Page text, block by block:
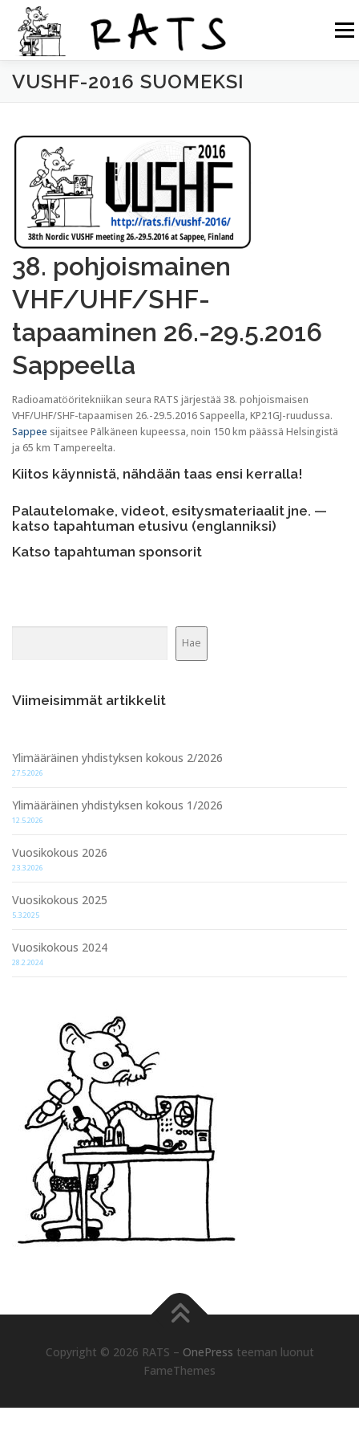
sisältöön
RATS TOIMINTA LIITY RATSIIN
RATS IN ENGLISH
VUSHF-2016 SUOMEKSI
38. pohjoismainen
VHF/UHF/SHF-
tapaaminen 26.-29.5.2016
Sappeella
Radioamatööritekniikan seura RATS järjestää 38. pohjoismaisen
VHF/UHF/SHF-tapaamisen 26.-29.5.2016 Sappeella, KP21GJ-ruudussa.
Sappee sijaitsee Pälkäneen kupeessa, noin 150 km päässä Helsingistä
ja 65 km Tampereelta.
Kiitos käynnistä, nähdään taas ensi kerralla!
Palautelomake, videot, esitysmateriaalit jne. —
katso tapahtuman etusivu (englanniksi)
Katso tapahtuman sponsorit
Hae
Viimeisimmät artikkelit
Ylimääräinen yhdistyksen kokous 2/2026
27.5.2026
Ylimääräinen yhdistyksen kokous 1/2026
12.5.2026
Vuosikokous 2026
23.3.2026
Vuosikokous 2025
5.3.2025
Vuosikokous 2024
28.2.2024
Copyright © 2026 RATS – OnePress teeman luonut
FameThemes